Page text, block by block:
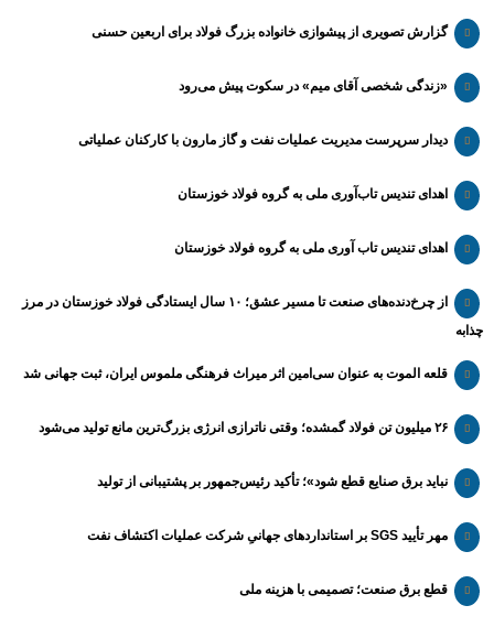
گزارش تصویری از پیشوازی خانواده بزرگ فولاد برای اربعین حسنی
«زندگی شخصی آقای میم» در سکوت پیش می‌رود
دیدار سرپرست مدیریت عملیات نفت و گاز مارون با کارکنان عملیاتی
اهدای تندیس تاب‌آوری ملی به گروه فولاد خوزستان
اهدای تندیس تاب آوری ملی به گروه فولاد خوزستان
از چرخ‌دنده‌های صنعت تا مسیر عشق؛ ۱۰ سال ایستادگی فولاد خوزستان در مرز
چذابه
قلعه الموت به عنوان سی‌امین اثر میراث‌ فرهنگی ملموس ایران، ثبت جهانی شد
۲۶ میلیون تن فولاد گمشده؛ وقتی ناترازی انرژی بزرگ‌ترین مانع تولید می‌شود
نباید برق صنایع قطع شود»؛ تأکید رئیس‌جمهور بر پشتیبانی از تولید
مهر تأیید SGS بر استانداردهای جهانیِ شرکت عملیات اکتشاف نفت
قطع برق صنعت؛ تصمیمی با هزینه ملی